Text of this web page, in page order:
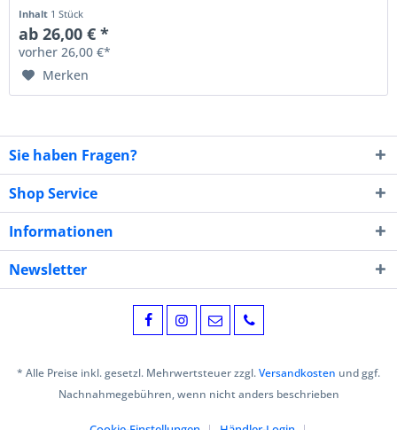
Inhalt 1 Stück
ab 26,00 € *
vorher 26,00 €*
Merken
Sie haben Fragen?
Shop Service
Informationen
Newsletter
* Alle Preise inkl. gesetzl. Mehrwertsteuer zzgl.Versandkosten und ggf.
Nachnahmegebühren, wenn nicht anders beschrieben